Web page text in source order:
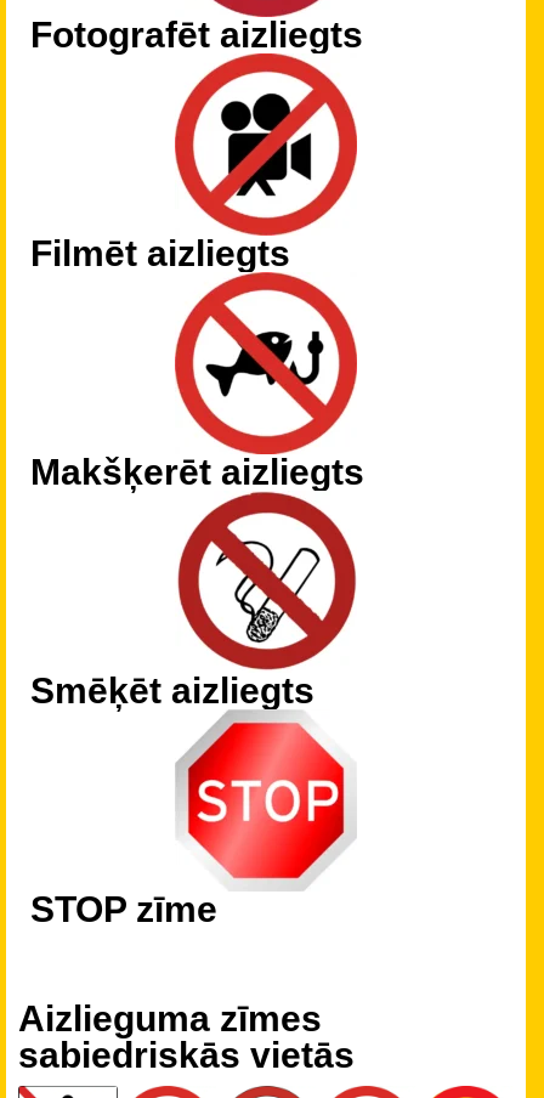
Fotografēt aizliegts
Filmēt aizliegts
Makšķerēt aizliegts
Smēķēt aizliegts
STOP zīme
Aizlieguma zīmes
sabiedriskās vietās